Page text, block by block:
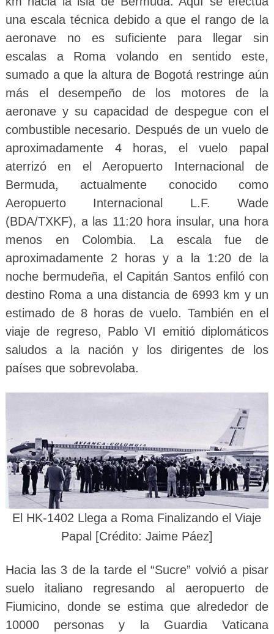
una escala técnica debido a que el rango de la
aeronave no es suficiente para llegar sin
escalas a Roma volando en sentido este,
sumado a que la altura de Bogotá restringe aún
más el desempeño de los motores de la
aeronave y su capacidad de despegue con el
combustible necesario. Después de un vuelo de
aproximadamente 4 horas, el vuelo papal
aterrizó en el Aeropuerto Internacional de
Bermuda, actualmente conocido como
Aeropuerto Internacional L.F. Wade
(BDA/TXKF), a las 11:20 hora insular, una hora
menos en Colombia. La escala fue de
aproximadamente 2 horas y a la 1:20 de la
noche bermudeña, el Capitán Santos enfiló con
destino Roma a una distancia de 6993 km y un
estimado de 8 horas de vuelo. También en el
viaje de regreso, Pablo VI emitió diplomáticos
saludos a la nación y los dirigentes de los
países que sobrevolaba.
El HK-1402 Llega a Roma Finalizando el Viaje
Papal [Crédito: Jaime Páez]
Hacia las 3 de la tarde el “Sucre” volvió a pisar
suelo italiano regresando al aeropuerto de
Fiumicino, donde se estima que alrededor de
10000 personas y la Guardia Vaticana